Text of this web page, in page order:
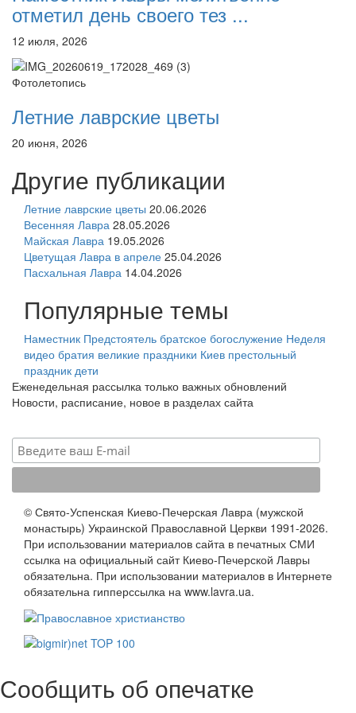
отметил день своего тез ...
12 июля, 2026
Фотолетопись
Летние лаврские цветы
20 июня, 2026
Другие публикации
Летние лаврские цветы 20.06.2026
Весенняя Лавра 28.05.2026
Майская Лавра 19.05.2026
Цветущая Лавра в апреле 25.04.2026
Пасхальная Лавра 14.04.2026
Популярные темы
Наместник Предстоятель братское богослужение Неделя
видео братия великие праздники Киев престольный
праздник дети
Еженедельная рассылка только важных обновлений
Новости, расписание, новое в разделах сайта
© Свято-Успенская Киево-Печерская Лавра (мужской
монастырь) Украинской Православной Церкви 1991-2026.
При использовании материалов сайта в печатных СМИ
ссылка на официальный сайт Киево-Печерской Лавры
обязательна. При использовании материалов в Интернете
обязательна гипперссылка на www.lavra.ua.
Сообщить об опечатке